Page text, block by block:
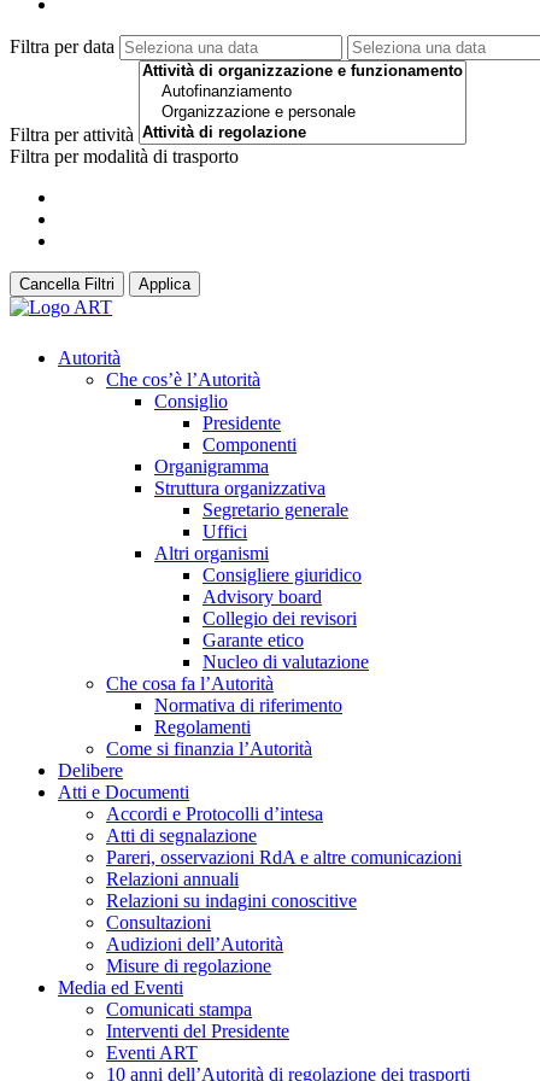
Filtra per data
Filtra per attività
Filtra per modalità di trasporto
Cancella Filtri Applica
Autorità
Che cos’è l’Autorità
Consiglio
Presidente
Componenti
Organigramma
Struttura organizzativa
Segretario generale
Uffici
Altri organismi
Consigliere giuridico
Advisory board
Collegio dei revisori
Garante etico
Nucleo di valutazione
Che cosa fa l’Autorità
Normativa di riferimento
Regolamenti
Come si finanzia l’Autorità
Delibere
Atti e Documenti
Accordi e Protocolli d’intesa
Atti di segnalazione
Pareri, osservazioni RdA e altre comunicazioni
Relazioni annuali
Relazioni su indagini conoscitive
Consultazioni
Audizioni dell’Autorità
Misure di regolazione
Media ed Eventi
Comunicati stampa
Interventi del Presidente
Eventi ART
10 anni dell’Autorità di regolazione dei trasporti